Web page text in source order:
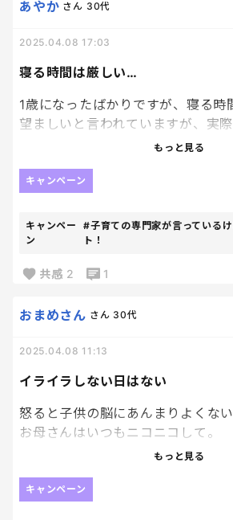
寝る時間は厳しい…
あやか さん 30代
2025.04.08 17:03
1歳になったばかりですが、寝る
望ましいと言われていますが、実
生活を送っていたら20時就寝は厳
て帰るのに時間がかかる。。
もっと見る
キャンペーン
キャンペー
ン
#子育ての専門家が言っている
ト！
共感 2 1
イライラしない日はない
おまめさん さん 30代
2025.04.08 11:13
怒ると子供の脳にあんまりよくない
お母さんはいつもニコニコして。
って言うけど、イライラばっかして
イライラしても意味ないし、良く
もっと見る
キャンペーン